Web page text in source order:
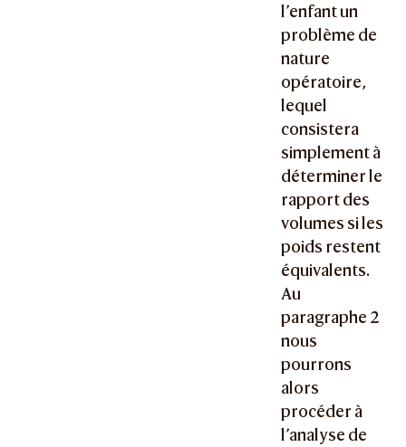
l’enfant un
problème de
nature
opératoire,
lequel
consistera
simplement à
déterminer le
rapport des
volumes si les
poids restent
équivalents.
Au
paragraphe 2
nous
pourrons
alors
procéder à
l’analyse de